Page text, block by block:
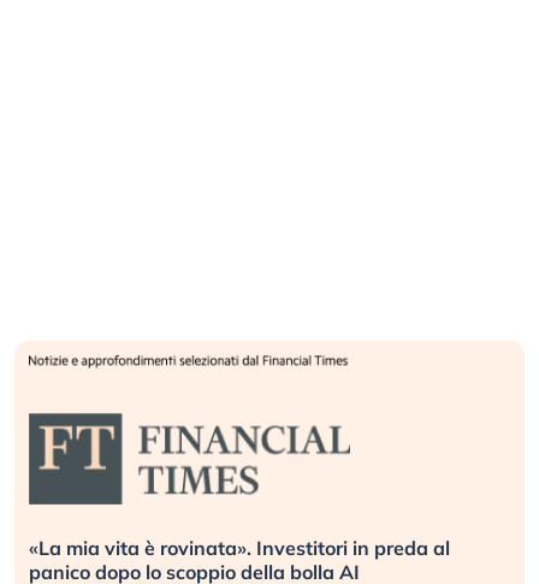
al
Quando la finanza pesa più dell’economia
L’America sta ripetendo gli errori del 2008?